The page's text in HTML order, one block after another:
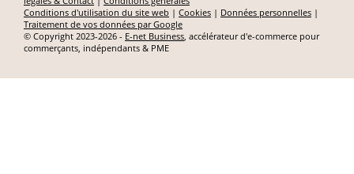
Conditions d'utilisation du site web | Cookies | Données personnelles |
Traitement de vos données par Google
© Copyright 2023-2026 - E-net Business, accélérateur d'e-commerce pour
commerçants, indépendants & PME